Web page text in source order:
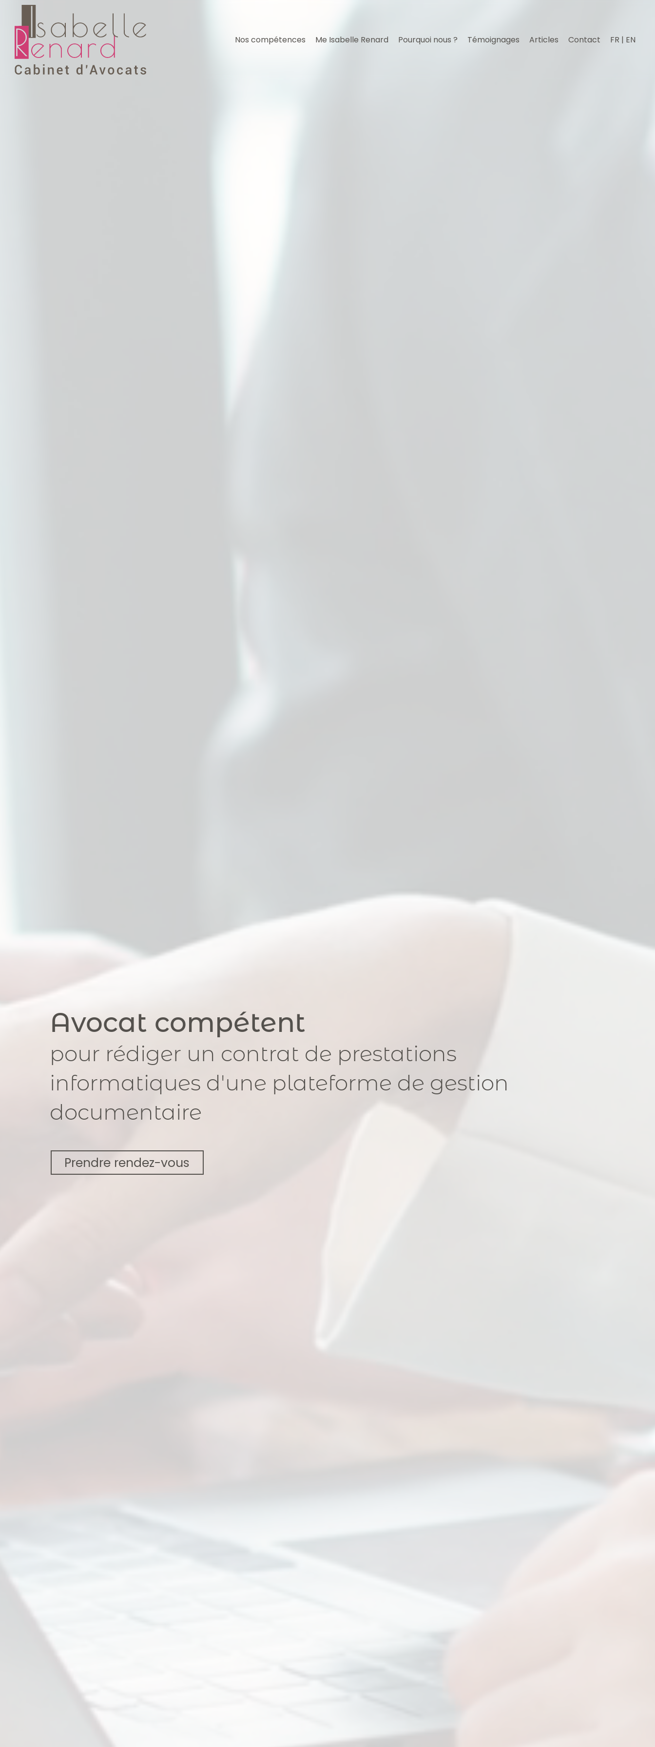
Nos compétences Me Isabelle Renard Pourquoi nous ? Témoignages Articles Contact FR | EN
Avocat compétent
pour rédiger un contrat de prestations
informatiques d'une plateforme de gestion
documentaire
Prendre rendez-vous